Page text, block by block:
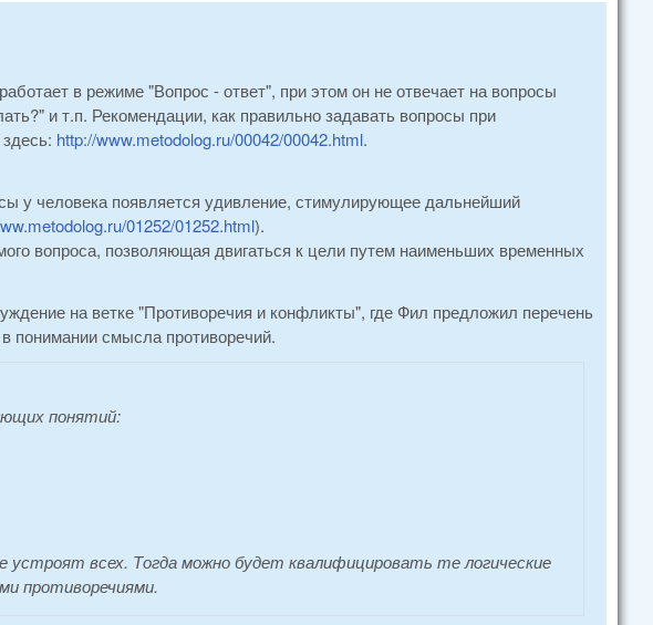
в режиме "Вопрос - ответ", при этом он не отвечает на вопросы
и т.п. Рекомендации, как правильно задавать вопросы при
http://www.metodolog.ru/00042/00042.html.
у человека появляется удивление, стимулирующее дальнейший
01252/01252.html).
вопроса, позволяющая двигаться к цели путем наименьших временных
на ветке "Противоречия и конфликты", где Фил предложил перечень
понимании смысла противоречий.
понятий:
всех. Тогда можно будет квалифицировать те логические
противоречиями.